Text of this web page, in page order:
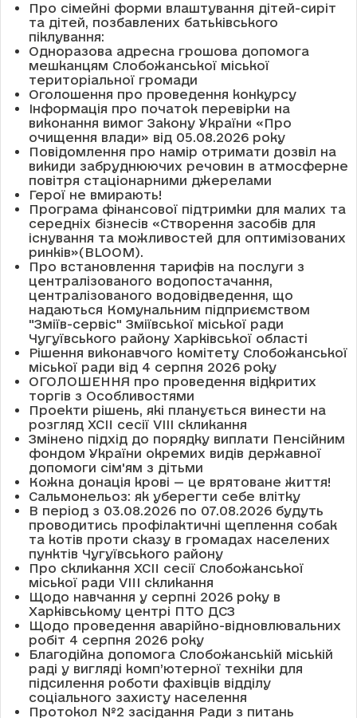
Про сімейні форми влаштування дітей-сиріт
та дітей, позбавлених батьківського
піклування:
Одноразова адресна грошова допомога
мешканцям Слобожанської міської
територіальної громади
Оголошення про проведення конкурсу
Інформація про початок перевірки на
виконання вимог Закону України «Про
очищення влади» від 05.08.2026 року
Повідомлення про намір отримати дозвіл на
викиди забруднюючих речовин в атмосферне
повітря стаціонарними джерелами
Герої не вмирають!
Програма фінансової підтримки для малих та
середніх бізнесів «Створення засобів для
існування та можливостей для оптимізованих
ринків»(BLOOM).
Про встановлення тарифів на послуги з
централізованого водопостачання,
централізованого водовідведення, що
надаються Комунальним підприємством
"Зміїв-сервіс" Зміївської міської ради
Чугуївського району Харківської області
Рішення виконавчого комітету Слобожанської
міської ради від 4 серпня 2026 року
ОГОЛОШЕННЯ про проведення відкритих
торгів з Особливостями
Проекти рішень, які планується винести на
розгляд XCII сесії VІІІ скликання
Змінено підхід до порядку виплати Пенсійним
фондом України окремих видів державної
допомоги сім'ям з дітьми
Кожна донація крові — це врятоване життя!
Сальмонельоз: як уберегти себе влітку
В період з 03.08.2026 по 07.08.2026 будуть
проводитись профілактичні щеплення собак
та котів проти сказу в громадах населених
пунктів Чугуївського району
Про скликання XCII сесії Слобожанської
міської ради VIII скликання
Щодо навчання у серпні 2026 року в
Харківському центрі ПТО ДСЗ
Щодо проведення аварійно-відновлювальних
робіт 4 серпня 2026 року
Благодійна допомога Слобожанській міській
раді у вигляді комп’ютерної техніки для
підсилення роботи фахівців відділу
соціального захисту населення
Протокол №2 засідання Ради з питань